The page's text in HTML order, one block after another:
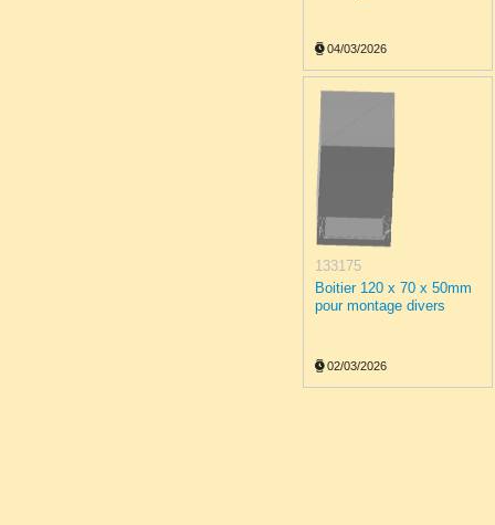
04/03/2026
133175
Boitier 120 x 70 x 50mm
pour montage divers
02/03/2026